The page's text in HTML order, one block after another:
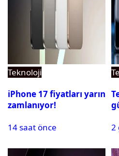
Teknoloji
iPhone 17 fiyatları yarın
zamlanıyor!
14 saat önce
2